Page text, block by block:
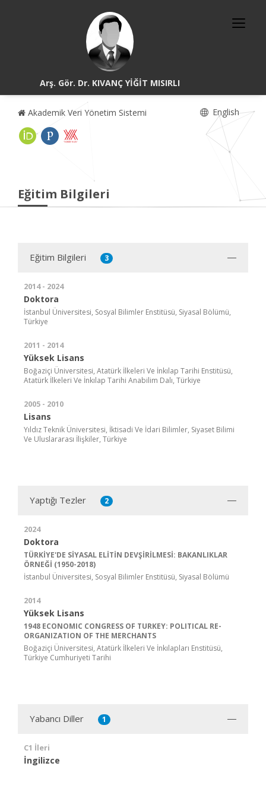
Arş. Gör. Dr. KIVANÇ YİĞİT MISIRLI
Akademik Veri Yönetim Sistemi English
Eğitim Bilgileri
Eğitim Bilgileri 3
2014 - 2024
Doktora
İstanbul Üniversitesi, Sosyal Bilimler Enstitüsü, Siyasal Bölümü,
Türkiye
2011 - 2014
Yüksek Lisans
Boğaziçi Üniversitesi, Atatürk İlkeleri Ve İnkılap Tarihi Enstitüsü,
Atatürk İlkeleri Ve İnkılap Tarihi Anabilim Dalı, Türkiye
2005 - 2010
Lisans
Yıldız Teknik Üniversitesi, İktisadi Ve İdari Bilimler, Siyaset Bilimi
Ve Uluslararası İlişkiler, Türkiye
Yaptığı Tezler 2
2024
Doktora
TÜRKİYE'DE SİYASAL ELİTİN DEVŞİRİLMESİ: BAKANLIKLAR
ÖRNEĞİ (1950-2018)
İstanbul Üniversitesi, Sosyal Bilimler Enstitüsü, Siyasal Bölümü
2014
Yüksek Lisans
1948 ECONOMIC CONGRESS OF TURKEY: POLITICAL RE-
ORGANIZATION OF THE MERCHANTS
Boğaziçi Üniversitesi, Atatürk İlkeleri Ve İnkılapları Enstitüsü,
Türkiye Cumhuriyeti Tarihi
Yabancı Diller 1
C1 İleri
İngilizce